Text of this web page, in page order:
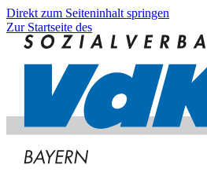
Direkt zum Seiteninhalt springen
Zur Startseite des